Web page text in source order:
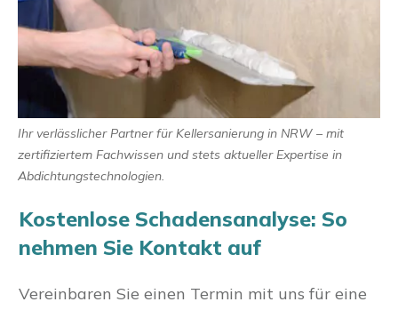
Ihr verlässlicher Partner für Kellersanierung in NRW – mit
zertifiziertem Fachwissen und stets aktueller Expertise in
Abdichtungstechnologien.
Kostenlose Schadensanalyse: So
nehmen Sie Kontakt auf
Vereinbaren Sie einen Termin mit uns für eine